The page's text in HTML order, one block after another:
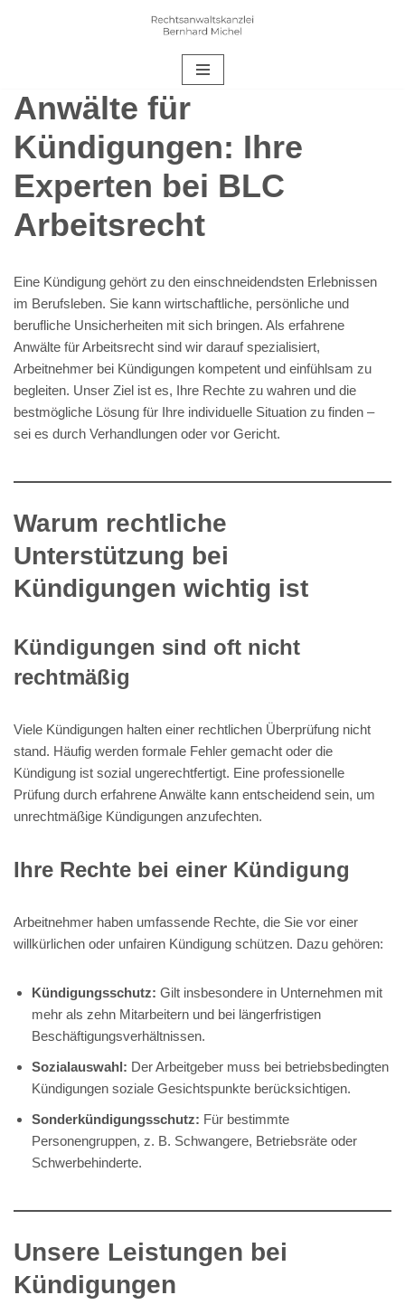
Anwälte für
Kündigungen: Ihre
Experten bei BLC
Arbeitsrecht
Eine Kündigung gehört zu den einschneidendsten Erlebnissen
im Berufsleben. Sie kann wirtschaftliche, persönliche und
berufliche Unsicherheiten mit sich bringen. Als erfahrene
Anwälte für Arbeitsrecht sind wir darauf spezialisiert,
Arbeitnehmer bei Kündigungen kompetent und einfühlsam zu
begleiten. Unser Ziel ist es, Ihre Rechte zu wahren und die
bestmögliche Lösung für Ihre individuelle Situation zu finden –
sei es durch Verhandlungen oder vor Gericht.
Warum rechtliche
Unterstützung bei
Kündigungen wichtig ist
Kündigungen sind oft nicht
rechtmäßig
Viele Kündigungen halten einer rechtlichen Überprüfung nicht
stand. Häufig werden formale Fehler gemacht oder die
Kündigung ist sozial ungerechtfertigt. Eine professionelle
Prüfung durch erfahrene Anwälte kann entscheidend sein, um
unrechtmäßige Kündigungen anzufechten.
Ihre Rechte bei einer Kündigung
Arbeitnehmer haben umfassende Rechte, die Sie vor einer
willkürlichen oder unfairen Kündigung schützen. Dazu gehören:
Kündigungsschutz: Gilt insbesondere in Unternehmen mit
mehr als zehn Mitarbeitern und bei längerfristigen
Beschäftigungsverhältnissen.
Sozialauswahl: Der Arbeitgeber muss bei betriebsbedingten
Kündigungen soziale Gesichtspunkte berücksichtigen.
Sonderkündigungsschutz: Für bestimmte
Personengruppen, z. B. Schwangere, Betriebsräte oder
Schwerbehinderte.
Unsere Leistungen bei
Kündigungen